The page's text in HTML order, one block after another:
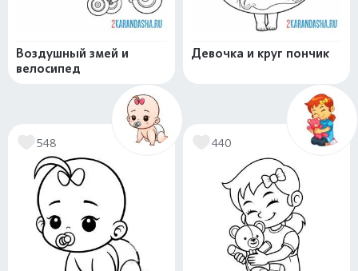
Воздушный змей и
велосипед
Девочка и круг пончик
548 440